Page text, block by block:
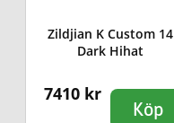
Zildjian K Custom 14
Dark Hihat
7410 kr
Köp